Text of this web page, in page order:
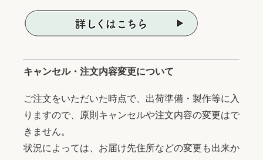
キャンセル・注文内容変更について
ご注文をいただいた時点で、出荷準備・製作等に入
りますので、原則キャンセルや注文内容の変更はで
きません。
状況によっては、お届け先住所などの変更も出来か